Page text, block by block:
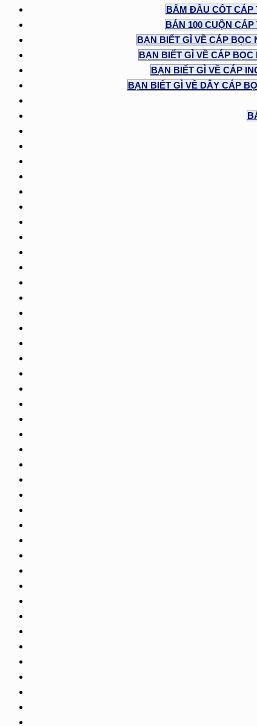
BẤM ĐẦU CỐT CÁP
BÁN 100 CUỘN CÁP
BẠN BIẾT GÌ VỀ CÁP BỌC
BẠN BIẾT GÌ VỀ CÁP BỌC
BẠN BIẾT GÌ VỀ CÁP
BẠN BIẾT GÌ VỀ DÂY CÁP